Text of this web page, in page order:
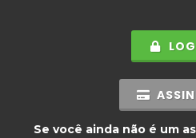
Se você ainda não é um